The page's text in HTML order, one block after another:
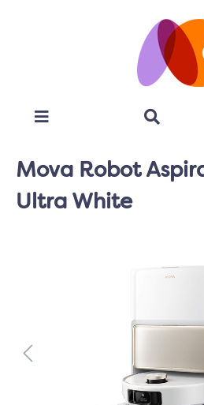
Mova Robot
Ultra White